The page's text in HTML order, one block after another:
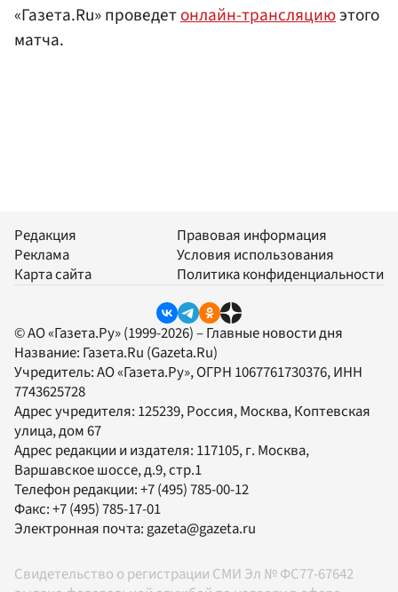
«Газета.Ru» проведетонлайн-трансляциюэтого
матча.
Редакция
Реклама
Карта сайта
Правовая информация
Условия использования
Политика конфиденциальности
© АО «Газета.Ру» (1999-2026) – Главные новости дня
Название: Газета.Ru (Gazeta.Ru)
Учредитель:АО «Газета.Ру», ОГРН 1067761730376, ИНН
7743625728
Адрес учредителя: 125239, Россия, Москва, Коптевская
улица, дом 67
Адрес редакции и издателя: 117105, г. Москва,
Варшавское шоссе, д.9, стр.1
Телефон редакции:+7 (495) 785-00-12
Факс:+7 (495) 785-17-01
Электронная почта:gazeta@gazeta.ru
Свидетельство о регистрации СМИ Эл № ФС77-67642